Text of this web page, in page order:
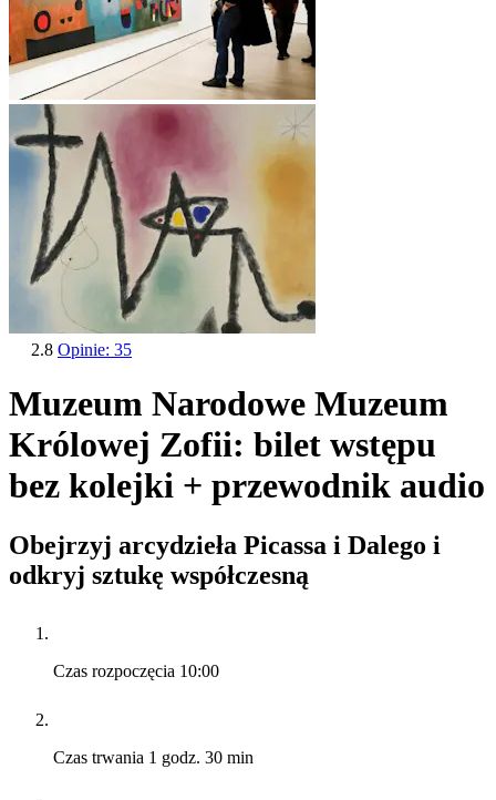
2.8 Opinie: 35
Muzeum Narodowe Muzeum
Królowej Zofii: bilet wstępu
bez kolejki + przewodnik audio
Obejrzyj arcydzieła Picassa i Dalego i
odkryj sztukę współczesną
Czas rozpoczęcia 10:00
Czas trwania 1 godz. 30 min